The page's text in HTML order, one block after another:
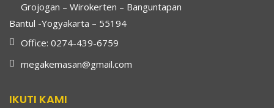
Grojogan – Wirokerten – Banguntapan
Bantul -Yogyakarta – 55194
Office: 0274-439-6759
megakemasan@gmail.com
IKUTI KAMI